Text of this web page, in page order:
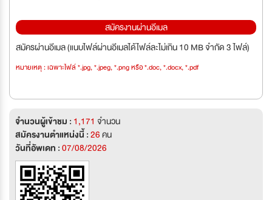
สมัครงานผ่านอีเมล
สมัครผ่านอีเมล (แนบไฟล์ผ่านอีเมลได้ไฟล์ละไม่เกิน 10 MB จำกัด 3 ไฟล์)
หมายเหตุ : เฉพาะไฟล์ *.jpg, *.jpeg, *.png หรือ *.doc, *.docx, *.pdf
จำนวนผู้เข้าชม : 1,171 จำนวน
สมัครงานตำแหน่งนี้ :26คน
วันที่อัพเดท :07/08/2026